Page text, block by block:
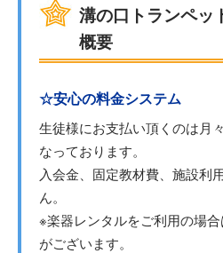
溝の口トランペ
概要
☆安心の料金システム
生徒様にお支払い頂くのは月
なっております。
入会金、固定教材費、施設利
ん。
※楽器レンタルをご利用の場
がございます。